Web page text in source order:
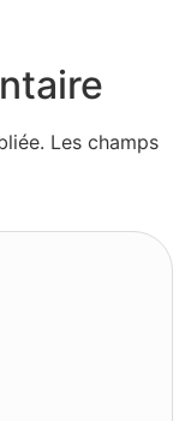
Les champs